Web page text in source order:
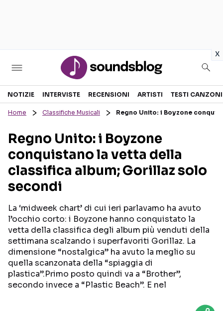
x
Sezioni
RECENSIONI MUSICALI
INTERVISTE
GOSSIP E CURIOSITÀ
TESTI CANZONI
TOUR ED EVENTI
TALENT SHOW
Seguici sui social
NOTIZIE INTERVISTE RECENSIONI ARTISTI TESTI CANZONI
Home Classifiche Musicali Regno Unito: i Boyzone
Regno Unito: i Boyzone
conquistano la vetta della
classifica album; Gorillaz solo
secondi
La ‘midweek chart’ di cui ieri parlavamo ha avuto
l’occhio corto: i Boyzone hanno conquistato la
vetta della classifica degli album più venduti della
settimana scalzando i superfavoriti Gorillaz. La
dimensione “nostalgica” ha avuto la meglio su
quella scanzonata della “spiaggia di
plastica”.Primo posto quindi va a “Brother”,
secondo invece a “Plastic Beach”. E nel